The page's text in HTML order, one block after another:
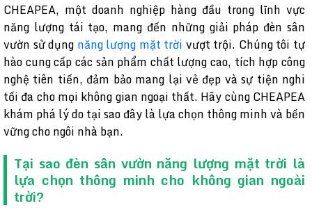
CHEAPEA, một doanh nghiệp hàng đầu trong lĩnh vực
năng lượng tái tạo, mang đến những giải pháp đèn sân
vườn sử dụng năng lượng mặt trời vượt trội. Chúng tôi tự
hào cung cấp các sản phẩm chất lượng cao, tích hợp công
nghệ tiên tiến, đảm bảo mang lại vẻ đẹp và sự tiện nghi
tối đa cho mọi không gian ngoại thất. Hãy cùng CHEAPEA
khám phá lý do tại sao đây là lựa chọn thông minh và bền
vững cho ngôi nhà bạn.
Tại sao đèn sân vườn năng lượng mặt trời là
lựa chọn thông minh cho không gian ngoài
trời?